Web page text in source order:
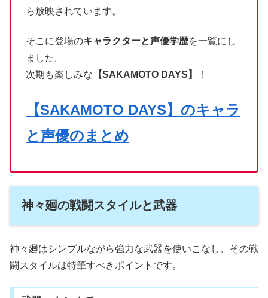
ら放映されています。
そこに登場のキャラクターと声優学歴を一覧にし
ました。
次期も楽しみな 【SAKAMOTO DAYS】 ！
【SAKAMOTO DAYS】のキャラ
と声優のまとめ
神々廻の戦闘スタイルと武器
神々廻はシンプルながら強力な武器を使いこなし、その戦
闘スタイルは特筆すべきポイントです。